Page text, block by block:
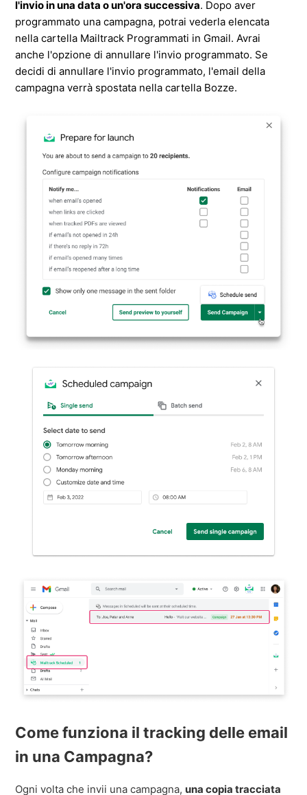
l'invio in una data o un'ora successiva. Dopo aver
programmato una campagna, potrai vederla elencata
nella cartella Mailtrack Programmati in Gmail. Avrai
anche l'opzione di annullare l'invio programmato. Se
decidi di annullare l'invio programmato, l'email della
campagna verrà spostata nella cartella Bozze.
Come funziona il tracking delle email
in una Campagna?
Ogni volta che invii una campagna, una copia tracciata